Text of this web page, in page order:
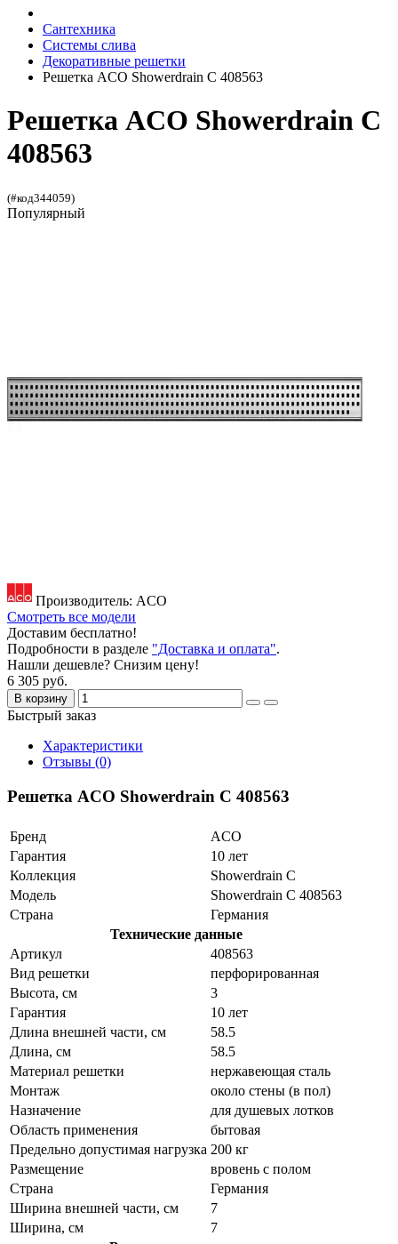
Сантехника
Системы слива
Декоративные решетки
Решетка ACO Showerdrain C 408563
Решетка ACO Showerdrain C
408563
(#код344059)
Популярный
Производитель: ACO
Смотреть все модели
Доставим бесплатно!
Подробности в разделе "Доставка и оплата".
Нашли дешевле? Снизим цену!
6 305 руб.
В корзину
Быстрый заказ
Характеристики
Отзывы (0)
Решетка ACO Showerdrain C 408563
Бренд
ACO
Гарантия
10 лет
Коллекция
Showerdrain C
Модель
Showerdrain C 408563
Страна
Германия
Технические данные
Артикул
408563
Вид решетки
перфорированная
Высота, см
3
Гарантия
10 лет
Длина внешней части, см
58.5
Длина, см
58.5
Материал решетки
нержавеющая сталь
Монтаж
около стены (в пол)
Назначение
для душевых лотков
Область применения
бытовая
Предельно допустимая нагрузка 200 кг
Размещение
вровень с полом
Страна
Германия
Ширина внешней части, см
7
Ширина, см
7